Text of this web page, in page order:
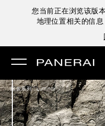
您当前正在浏览该版
地理位置相关的信
腕表系列 /Luminor